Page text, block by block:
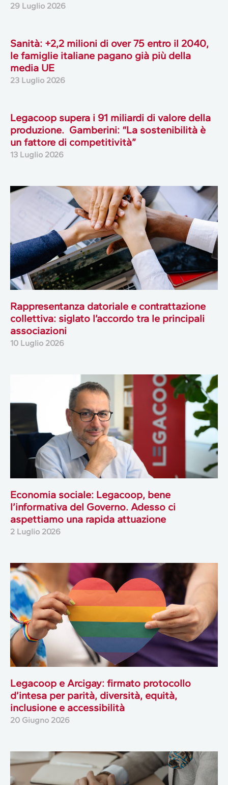
29 Luglio 2026
Sanità: +2,2 milioni di over 75 entro il 2040,
le famiglie italiane pagano già più della
media UE
23 Luglio 2026
Legacoop supera i 91 miliardi di valore della
produzione. Gamberini: “La sostenibilità è
un fattore di competitività”
13 Luglio 2026
Rappresentanza datoriale e contrattazione
collettiva: siglato l’accordo tra le principali
associazioni
10 Luglio 2026
Economia sociale: Legacoop, bene
l’informativa del Governo. Adesso ci
aspettiamo una rapida attuazione
2 Luglio 2026
Legacoop e Arcigay: firmato protocollo
d’intesa per parità, diversità, equità,
inclusione e accessibilità
20 Giugno 2026